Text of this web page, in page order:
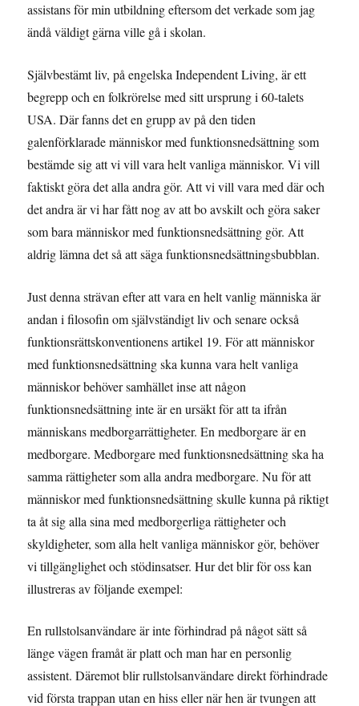
assistans för min utbildning eftersom det verkade som jag
ändå väldigt gärna ville gå i skolan.
Självbestämt liv, på engelska Independent Living, är ett
begrepp och en folkrörelse med sitt ursprung i 60-talets
USA. Där fanns det en grupp av på den tiden
galenförklarade människor med funktionsnedsättning som
bestämde sig att vi vill vara helt vanliga människor. Vi vill
faktiskt göra det alla andra gör. Att vi vill vara med där och
det andra är vi har fått nog av att bo avskilt och göra saker
som bara människor med funktionsnedsättning gör. Att
aldrig lämna det så att säga funktionsnedsättningsbubblan.
Just denna strävan efter att vara en helt vanlig människa är
andan i filosofin om självständigt liv och senare också
funktionsrättskonventionens artikel 19. För att människor
med funktionsnedsättning ska kunna vara helt vanliga
människor behöver samhället inse att någon
funktionsnedsättning inte är en ursäkt för att ta ifrån
människans medborgarrättigheter. En medborgare är en
medborgare. Medborgare med funktionsnedsättning ska ha
samma rättigheter som alla andra medborgare. Nu för att
människor med funktionsnedsättning skulle kunna på riktigt
ta åt sig alla sina med medborgerliga rättigheter och
skyldigheter, som alla helt vanliga människor gör, behöver
vi tillgänglighet och stödinsatser. Hur det blir för oss kan
illustreras av följande exempel:
En rullstolsanvändare är inte förhindrad på något sätt så
länge vägen framåt är platt och man har en personlig
assistent. Däremot blir rullstolsanvändare direkt förhindrade
vid första trappan utan en hiss eller när hen är tvungen att